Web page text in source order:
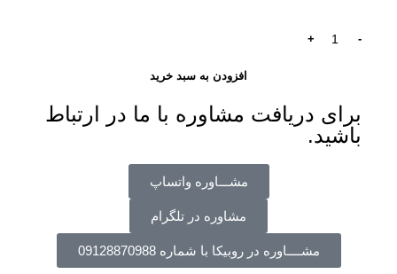
افزودن به سبد خرید
برای دریافت مشاوره با ما در ارتباط
باشید.
مشـــاوره واتساپ
مشاوره در تلگرام
مشــــاوره در روبیکا با شماره 09128870988